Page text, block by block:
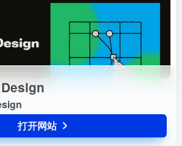
打开网站